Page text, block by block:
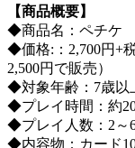
【商品概要】
◆商品名：ペチケ
◆価格:：2,700円+
2,500円で販売）
◆対象年齢：7歳以
◆プレイ時間：約
◆プレイ人数：2～
◆内容物：カード